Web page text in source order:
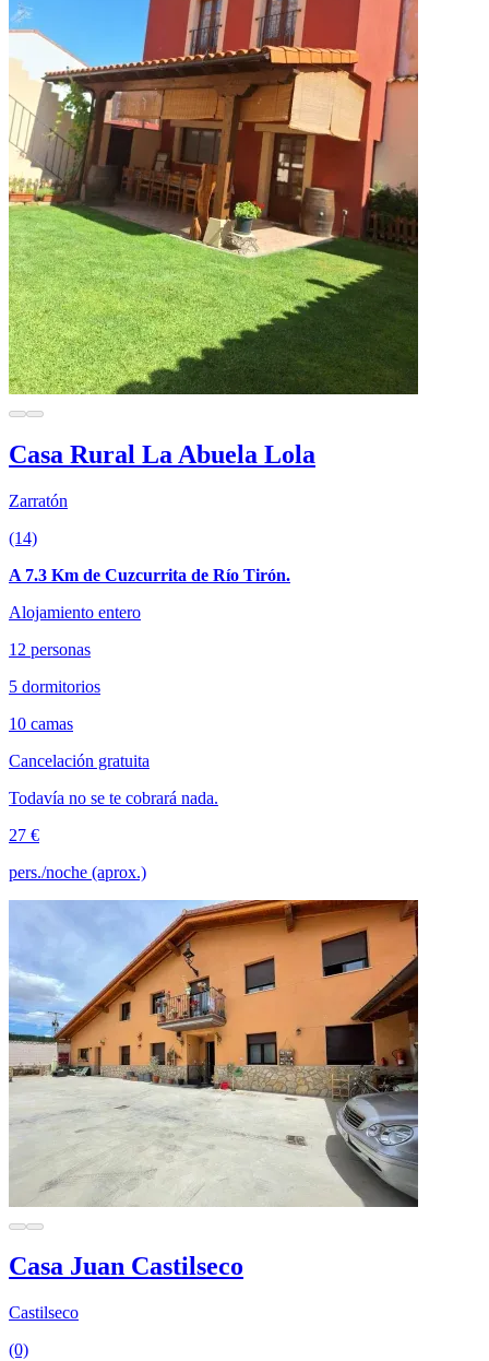
Casa Rural La Abuela Lola
Zarratón
(14)
A 7.3 Km de Cuzcurrita de Río Tirón.
Alojamiento entero
12 personas
5 dormitorios
10 camas
Cancelación gratuita
Todavía no se te cobrará nada.
27 €
pers./noche (aprox.)
Casa Juan Castilseco
Castilseco
(0)